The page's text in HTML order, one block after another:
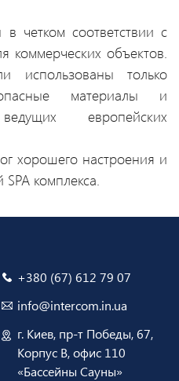
четком соответствии с
объектов.
использованы только
материалы и
европейских
хорошего настроения и
комплекса.
+380 (67) 612 79 07
info@intercom.in.ua
г. Киев, пр-т Победы, 67,
Корпус В, офис 110
«Бассейны Сауны»